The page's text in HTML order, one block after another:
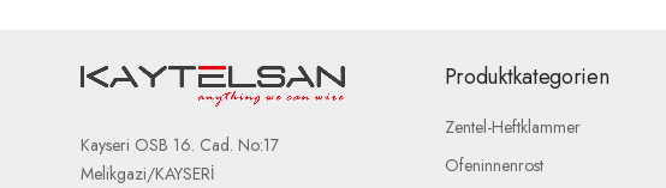
Kayseri OSB 16. Cad. No:17
Melikgazi/KAYSERİ
Produktkategorien
Zentel-Heftklammer
Ofeninnenrost